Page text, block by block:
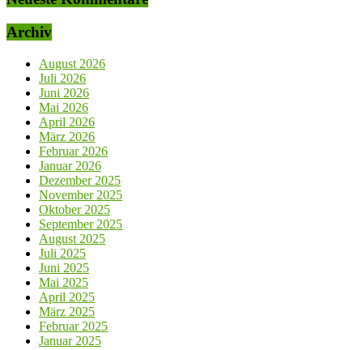
Archiv
August 2026
Juli 2026
Juni 2026
Mai 2026
April 2026
März 2026
Februar 2026
Januar 2026
Dezember 2025
November 2025
Oktober 2025
September 2025
August 2025
Juli 2025
Juni 2025
Mai 2025
April 2025
März 2025
Februar 2025
Januar 2025